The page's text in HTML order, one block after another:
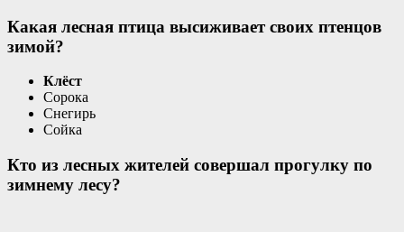
Какая лесная птица высиживает своих птенцов
зимой?
Клёст
Сорока
Снегирь
Сойка
Кто из лесных жителей совершал прогулку по
зимнему лесу?